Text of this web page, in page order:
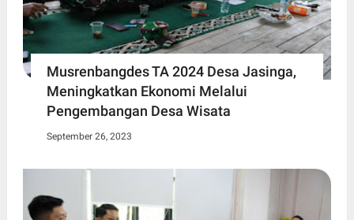
Musrenbangdes TA 2024 Desa Jasinga,
Meningkatkan Ekonomi Melalui
Pengembangan Desa Wisata
September 26, 2023